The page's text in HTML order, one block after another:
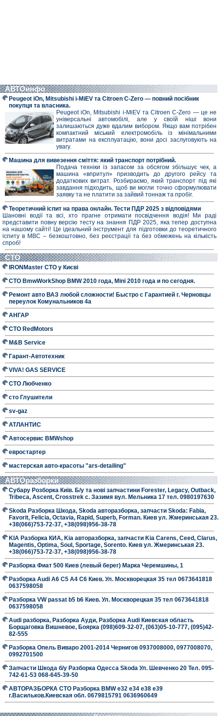
АВТОинфо
Peugeot iOn, Mitsubishi i-MiEV та Citroen C-Zero — повний посібник
покупця та власника.
Peugeot iOn, Mitsubishi i-MiEV та Citroen C-Zero — це не
універсальні автомобілі, але у своїй ніші вони
залишаються дуже вдалим вибором. Якщо вам потрібен
компактний міський електромобіль із мінімальними
витратами на експлуатацію, вони досі заслуговують на
увагу.
Машина для вивезення сміття: який транспорт потрібний.
Подача техніки із запасом за обсягом збільшує чек, а
машина «впритул» призводить до другого рейсу та
додаткових витрат. Розбираємо, який транспорт під які
завдання підходить, щоб ви могли точно сформулювати
заявку та не платити за зайвий тоннаж та пробіг.
Теоретичний іспит на права онлайн. Тести ПДР 2025 з відповідями
Шановні водії та всі, хто прагне отримати посвідчення водія! Ми раді
представити повну версію тесту на знання ПДР 2025, яка тепер доступна
на нашому сайті! Це ідеальний інструмент для підготовки до теоретичного
іспиту в МВС – безкоштовно, без реєстрації та без обмежень на кількість
спроб!
СТО
IRONMaster СТО у Києві
СТО BmwWorkShop BMW 2010 года, Mini 2010 года и по сегодня.
Ремонт авто ВАЗ любой сложности! Быстро с Гарантией г. Черновцы
переулок Комунальников 4а
АНГАР
СТО RedMotors
M&B Service
Гарант-Автотехник
VIVA! GAS SERVICE
СТО Любченко
сто Глушители
sv-gaz
АТЛАНТИС
Автосервис BMWshop
евростартер
мастерская авто-красоты "ars-detailing"
АВТОразборки
Субару Розборка Київ. Б/у та нові запчастини Forester, Legacy, Outback,
Tribeca, Ascent, Crosstrek с. Зазимя вул. Мельника 17 тел. 0980197630
Skoda Разборка Шкода, Skoda авторазборка, запчасти Skoda: Fabia,
Favorit, Felicia, Octavia, Rapid, Superb, Forman. Киев ул. Жмеринськая 23.
+38(066)753-72-37, +38(098)956-38-78
KIA Разборка КИА, Kia авторазборка, запчасти Kia Carens, Ceed, Clarus,
Magentis, Optima, Soul, Sportage, Sorento. Киев ул. Жмеринськая 23.
+38(066)753-72-37, +38(098)956-38-78
Разборка Фиат 500 Киев (левый берег) Марка Черемшины, 1
Разборка Audi A6 C5 A4 C6 Киев. Ул. Москворецкая 35 тел 0673641818
0637598058
Разборка VW passat b5 b6 Киев. Ул. Москворецкая 35 тел 0673641818
0637598058
Audi разборка, Разборка Ауди, Разборка Audi Киевская область
Борщаговка Вишневое, Боярка (098)609-32-07, (063)05-10-777, (095)42-
82-555
Разборка Опель Виваро 2001-2014 Чернигов 0937008000, 0977008070,
0992701500
Запчасти Шкода б/у Разборка Одесса Skoda Ул. Шевченко 20 Тел. 095-
742-61-53 068-645-39-50
АВТОРАЗБОРКА СТО Разборка BMW е32 е34 е38 е39
г.Васильков.Киевская обл. 0679815791 0636960649